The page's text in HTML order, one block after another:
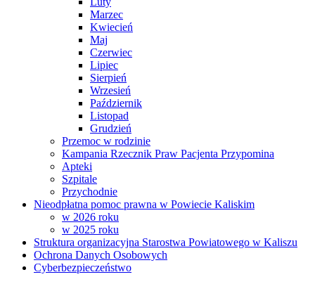
Marzec
Kwiecień
Maj
Czerwiec
Lipiec
Sierpień
Wrzesień
Październik
Listopad
Grudzień
Przemoc w rodzinie
Kampania Rzecznik Praw Pacjenta Przypomina
Apteki
Szpitale
Przychodnie
Nieodpłatna pomoc prawna w Powiecie Kaliskim
w 2026 roku
w 2025 roku
Struktura organizacyjna Starostwa Powiatowego w Kaliszu
Ochrona Danych Osobowych
Cyberbezpieczeństwo